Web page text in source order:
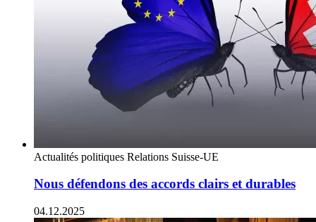
Actualités politiques Relations Suisse-UE
Nous défendons des accords clairs et durables
04.12.2025